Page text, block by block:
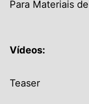
Para Materiais
Vídeos:
Teaser